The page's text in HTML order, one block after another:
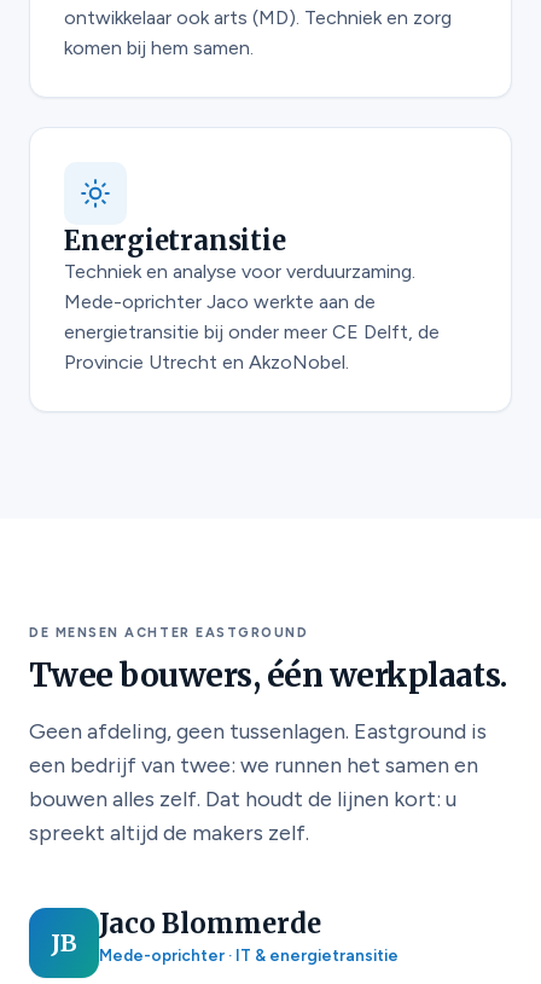
ontwikkelaar ook arts (MD). Techniek en zorg
komen bij hem samen.
Energietransitie
Techniek en analyse voor verduurzaming.
Mede-oprichter Jaco werkte aan de
energietransitie bij onder meer CE Delft, de
Provincie Utrecht en AkzoNobel.
DE MENSEN ACHTER EASTGROUND
Twee bouwers, één werkplaats.
Geen afdeling, geen tussenlagen. Eastground is
een bedrijf van twee: we runnen het samen en
bouwen alles zelf. Dat houdt de lijnen kort: u
spreekt altijd de makers zelf.
JB
Jaco Blommerde
Mede-oprichter · IT & energietransitie